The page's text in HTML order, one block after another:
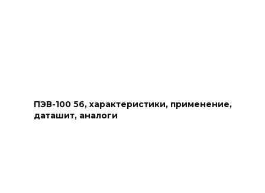
ПЭВ-100 56, характеристики, применение,
даташит, аналоги